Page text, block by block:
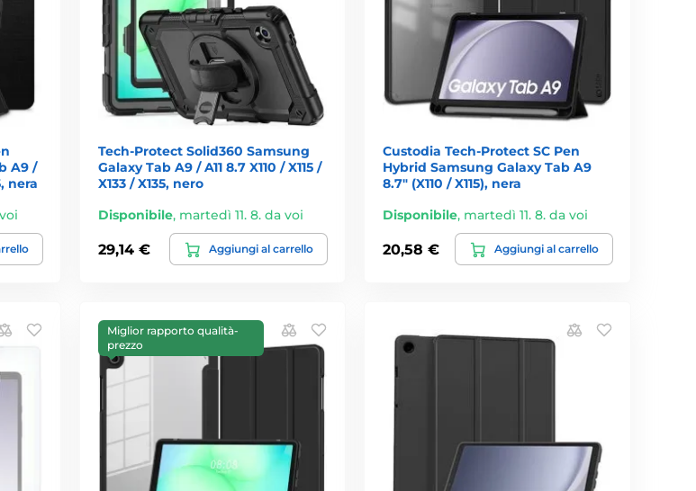
A9 /
nera
Tech-Protect Solid360 Samsung
Galaxy Tab A9 / A11 8.7 X110 / X115 /
X133 / X135, nero
Disponibile, martedì 11. 8. da voi
29,14 € Aggiungi al carrello
Custodia Tech-Protect SC Pen
Hybrid Samsung Galaxy Tab A9
8.7" (X110 / X115), nera
Disponibile, martedì 11. 8. da voi
20,58 € Aggiungi al carrello
Miglior rapporto qualità-
prezzo